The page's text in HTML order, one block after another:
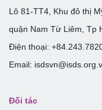
Lô 81-TT4, Khu đô thị
quận Nam Từ Liêm, Tp
Điện thoại:
Email:
Đối tác